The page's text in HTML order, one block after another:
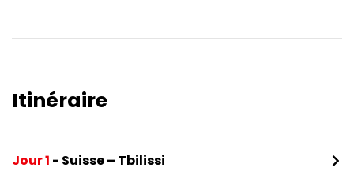
Itinéraire​
Jour 1 - Suisse – Tbilissi